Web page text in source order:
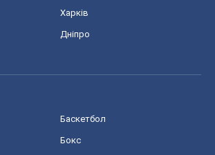
Харків
Дніпро
Баскетбол
Бокс